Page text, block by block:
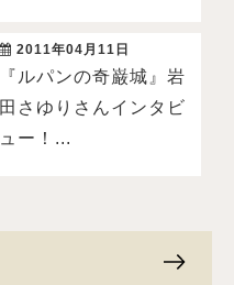
2011年04月11日
『ルパンの奇巌城』岩
田さゆりさんインタビ
ュー！...